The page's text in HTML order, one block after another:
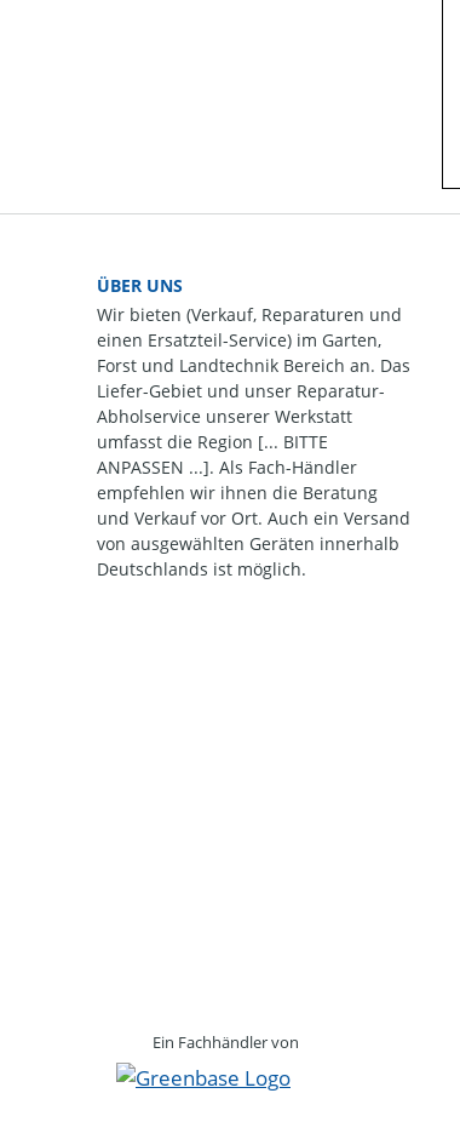
ÜBER UNS
Wir bieten (Verkauf, Reparaturen und
einen Ersatzteil-Service) im Garten,
Forst und Landtechnik Bereich an. Das
Liefer-Gebiet und unser Reparatur-
Abholservice unserer Werkstatt
umfasst die Region [... BITTE
ANPASSEN ...]. Als Fach-Händler
empfehlen wir ihnen die Beratung
und Verkauf vor Ort. Auch ein Versand
von ausgewählten Geräten innerhalb
Deutschlands ist möglich.
Ein Fachhändler von